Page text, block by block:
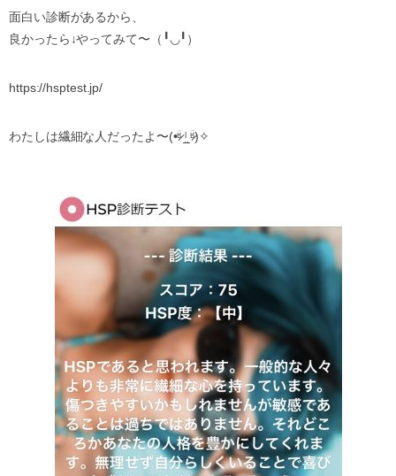
面白い診断があるから、
良かったら↓やってみて〜（╹◡╹）
https://hsptest.jp/
わたしは繊細な人だったよ〜‎(•ؔʶ̷ ˡ̲̮ ؔʶ̷)✧